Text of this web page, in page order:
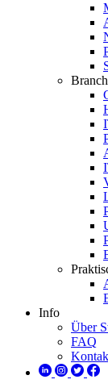
Info
Über
FAQ